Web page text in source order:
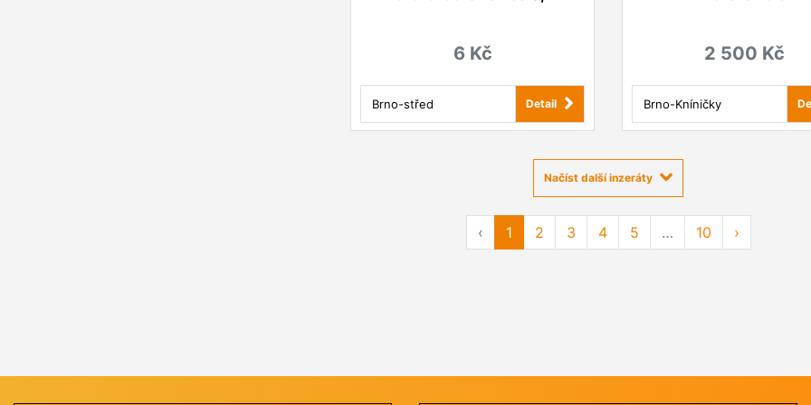
6 Kč
Brno-střed Detail
2 500 Kč
Brno-Kníničky
Načíst další inzeráty
‹ 1 2 3 4 5 … 10 ›